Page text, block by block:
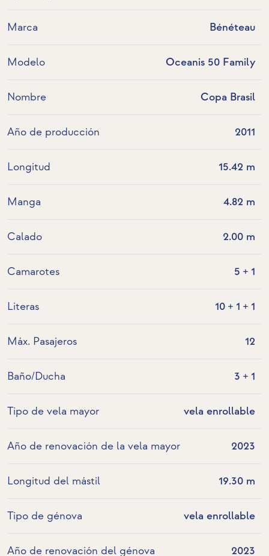
Marca Bénéteau
Modelo Oceanis 50 Family
Nombre Copa Brasil
Año de producción 2011
Longitud 15.42 m
Manga 4.82 m
Calado 2.00 m
Camarotes 5 + 1
Literas 10 + 1 + 1
Máx. Pasajeros 12
Baño/Ducha 3 + 1
Tipo de vela mayor vela enrollable
Año de renovación de la vela mayor 2023
Longitud del mástil 19.30 m
Tipo de génova vela enrollable
Año de renovación del génova 2023